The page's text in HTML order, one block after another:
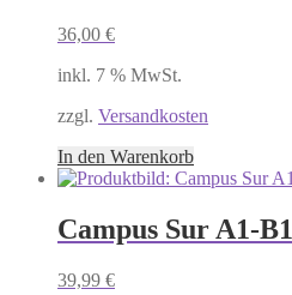
36,00 €
inkl. 7 % MwSt.
zzgl. Versandkosten
In den Warenkorb
Campus Sur A1-B1
39,99 €